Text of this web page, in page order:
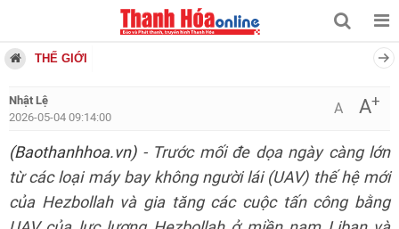
THẾ GIỚI
Nhật Lệ
2026-05-04 09:14:00
A A+
(Baothanhhoa.vn)- Trước mối đe dọa ngày càng lớn
từ các loại máy bay không người lái (UAV) thế hệ mới
của Hezbollah và gia tăng các cuộc tấn công bằng